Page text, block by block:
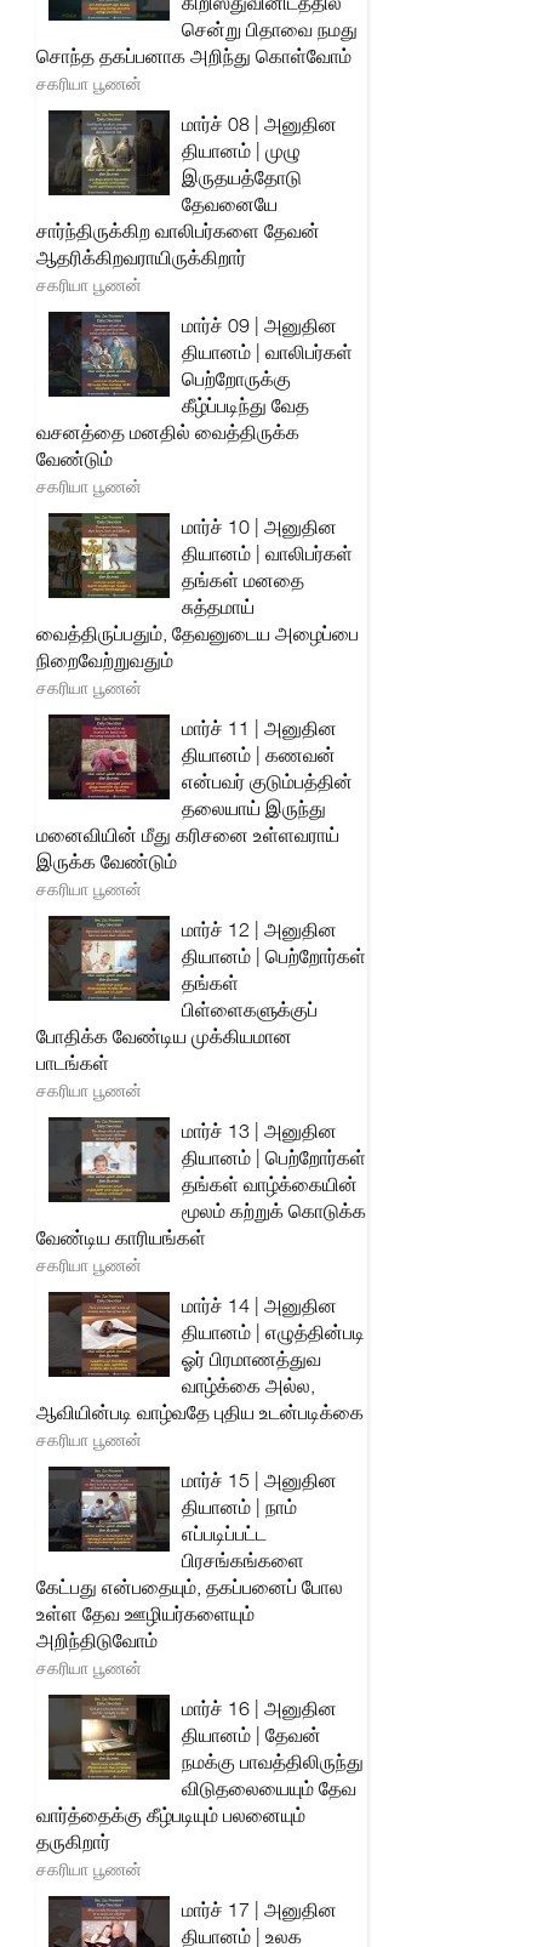
சென்று பிதாவை நமது
சொந்த தகப்பனாக அறிந்து கொள்வோம்
சகரியா பூணன்
மார்ச் 08 | அனுதின
தியானம் | முழு
இருதயத்தோடு
தேவனையே
சார்ந்திருக்கிற வாலிபர்களை தேவன்
ஆதரிக்கிறவராயிருக்கிறார்
சகரியா பூணன்
மார்ச் 09 | அனுதின
தியானம் | வாலிபர்கள்
பெற்றோருக்கு
கீழ்ப்படிந்து வேத
வசனத்தை மனதில் வைத்திருக்க
வேண்டும்
சகரியா பூணன்
மார்ச் 10 | அனுதின
தியானம் | வாலிபர்கள்
தங்கள் மனதை
சுத்தமாய்
வைத்திருப்பதும், தேவனுடைய அழைப்பை
நிறைவேற்றுவதும்
சகரியா பூணன்
மார்ச் 11 | அனுதின
தியானம் | கணவன்
என்பவர் குடும்பத்தின்
தலையாய் இருந்து
மனைவியின் மீது கரிசனை உள்ளவராய்
இருக்க வேண்டும்
சகரியா பூணன்
மார்ச் 12 | அனுதின
தியானம் | பெற்றோர்கள்
தங்கள்
பிள்ளைகளுக்குப்
போதிக்க வேண்டிய முக்கியமான
பாடங்கள்
சகரியா பூணன்
மார்ச் 13 | அனுதின
தியானம் | பெற்றோர்கள்
தங்கள் வாழ்க்கையின்
மூலம் கற்றுக் கொடுக்க
வேண்டிய காரியங்கள்
சகரியா பூணன்
மார்ச் 14 | அனுதின
தியானம் | எழுத்தின்படி
ஓர் பிரமாணத்துவ
வாழ்க்கை அல்ல,
ஆவியின்படி வாழ்வதே புதிய உடன்படிக்கை
சகரியா பூணன்
மார்ச் 15 | அனுதின
தியானம் | நாம்
எப்படிப்பட்ட
பிரசங்கங்களை
கேட்பது என்பதையும், தகப்பனைப் போல
உள்ள தேவ ஊழியர்களையும்
அறிந்திடுவோம்
சகரியா பூணன்
மார்ச் 16 | அனுதின
தியானம் | தேவன்
நமக்கு பாவத்திலிருந்து
விடுதலையையும் தேவ
வார்த்தைக்கு கீழ்படியும் பலனையும்
தருகிறார்
சகரியா பூணன்
மார்ச் 17 | அனுதின
தியானம் | உலக